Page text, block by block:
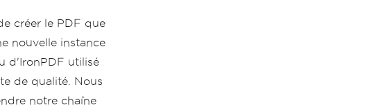
créer le PDF que
nouvelle instance
d'IronPDF utilisé
de qualité. Nous
notre chaîne